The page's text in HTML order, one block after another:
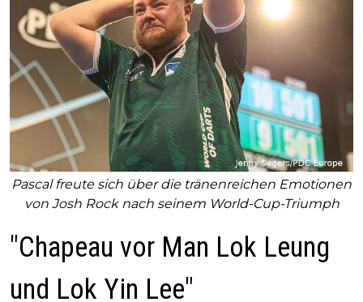
Pascal freute sich über die tränenreichen Emotionen
von Josh Rock nach seinem World-Cup-Triumph
"Chapeau vor Man Lok Leung
und Lok Yin Lee"